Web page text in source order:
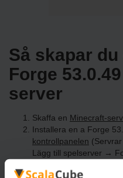
Så skapar
Forge
server
Skaffa en Minecraft-
Installera en a Forge
kontrollpanelen
Lägg till spelserver →